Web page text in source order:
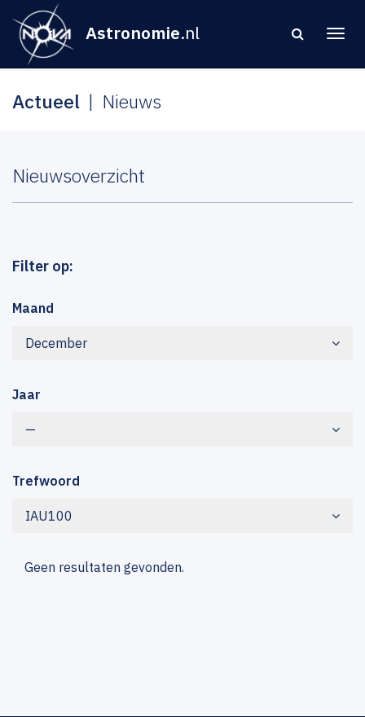
Astronomie.nl
Actueel Nieuws
Nieuwsoverzicht
Filter op:
Maand
December
Jaar
—
Trefwoord
IAU100
Geen resultaten gevonden.